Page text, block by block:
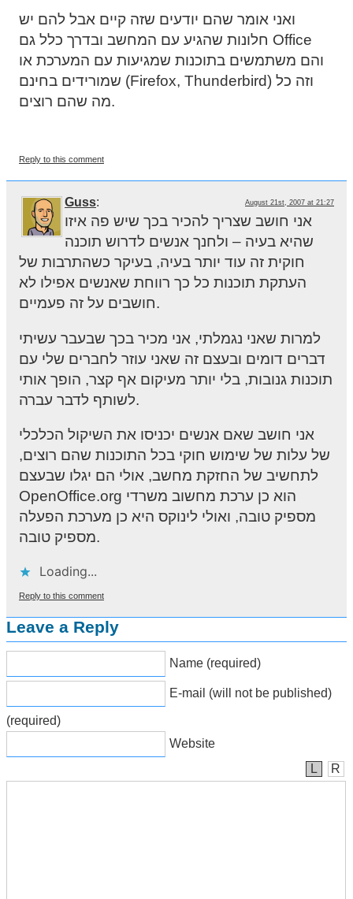
ואני אומר שהם יודעים שזה קיים אבל להם יש
חלונות שהגיע עם המחשב ובדרך כלל גם Office
והם משתמשים בתוכנות שמגיעות עם המערכת או
שמורידים בחינם (Firefox, Thunderbird) וזה כל
מה שהם רוצים.
Reply to this comment
August 21st, 2007 at 21:27
Guss:
אני חושב שצריך להכיר בכך שיש פה איזו
שהיא בעיה – ולחנך אנשים לדרוש תוכנה
חוקית זה עוד יותר בעיה, בעיקר כשהתרבות של
העתקת תוכנות כל כך רווחת שאנשים אפילו לא
חושבים על זה פעמיים.
למרות שאני נגמלתי, אני מכיר בכך שבעבר עשיתי
דברים דומים ובעצם זה שאני עוזר לחברים שלי עם
תוכנות גנובות, בלי יותר מעיקום אף קצר, הופך אותי
לשותף לדבר עברה.
אני חושב שאם אנשים יכניסו את השיקול הכלכלי
של עלות של שימוש חוקי בכל התוכנות שהם רוצים,
לתחשיב של החזקת מחשב, אולי הם יגלו שבעצם
OpenOffice.org הוא כן ערכת מחשוב משרדי
מספיק טובה, ואולי לינוקס היא כן מערכת הפעלה
מספיק טובה.
Loading...
Reply to this comment
Leave a Reply
Name (required)
E-mail (will not be published)
(required)
Website
L
R